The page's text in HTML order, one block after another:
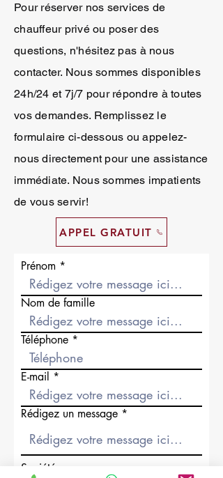
Pour réserver nos services de
chauffeur privé ou poser des
questions, n'hésitez pas à nous
contacter. Nous sommes disponibles
24h/24 et 7j/7 pour répondre à toutes
vos demandes. Remplissez le
formulaire ci-dessous ou appelez-
nous directement pour une assistance
immédiate. Nous sommes impatients
de vous servir!
APPEL GRATUIT
Prénom
Nom de famille
Téléphone
E-mail
Rédigez un message
Société